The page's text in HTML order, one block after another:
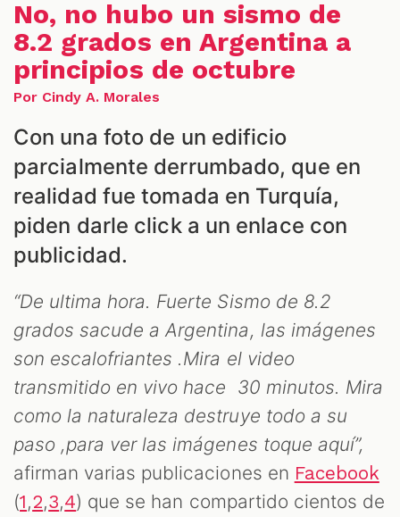
No, no hubo un sismo de
8.2 grados en Argentina a
principios de octubre
Por Cindy A. Morales
Con una foto de un edificio
parcialmente derrumbado, que en
realidad fue tomada en Turquía,
piden darle click a un enlace con
publicidad.
“De ultima hora. Fuerte Sismo de 8.2
grados sacude a Argentina, las imágenes
son escalofriantes .Mira el video
transmitido en vivo hace 30 minutos. Mira
como la naturaleza destruye todo a su
paso ,para ver las imágenes toque aquí”,
afirman varias publicaciones en Facebook
(1,2,3,4) que se han compartido cientos de